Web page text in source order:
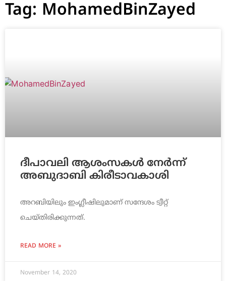
Tag: MohamedBinZayed
ദീപാവലി ആശംസകള്‍ നേര്‍ന്ന്
അബുദാബി കിരീടാവകാശി
അറബിയിലും ഇംഗ്ലീഷിലുമാണ് സന്ദേശം ട്വീറ്റ്
ചെയ്തിരിക്കുന്നത്.
READ MORE »
November 14, 2020